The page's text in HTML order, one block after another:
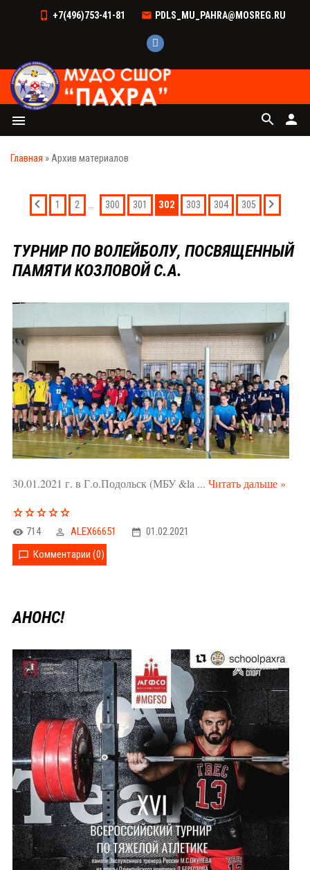
+7(496)753-41-81 PDLS_MU_PAHRA@MOSREG.RU
menu person
search
Главная »Архив материалов
1 2 ... 300 301 302 303 304 305
ТУРНИР ПО ВОЛЕЙБОЛУ, ПОСВЯЩЕННЫЙ
ПАМЯТИ КОЗЛОВОЙ С.А.
30.01.2021 г. в Г.о.Подольск (МБУ &la ... Читать дальше »
714 ALEX66651
01.02.2021
Комментарии (0)
АНОНС!